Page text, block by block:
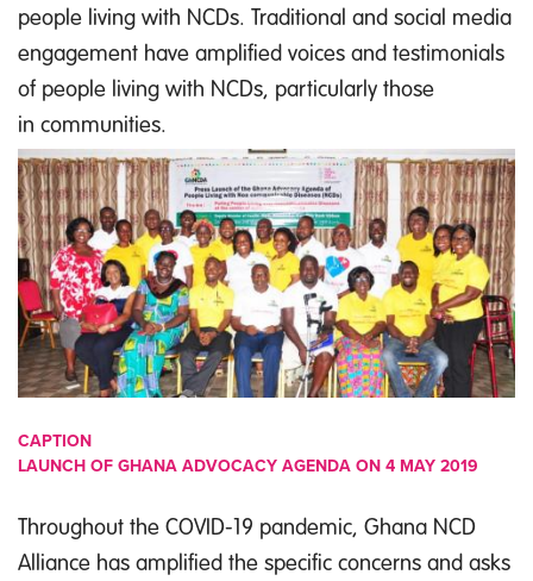
people living with NCDs. Traditional and social media
engagement have amplified voices and testimonials
of people living with NCDs, particularly those
in communities.
IMAGE
CAPTION
LAUNCH OF GHANA ADVOCACY AGENDA ON 4 MAY 2019
Throughout the COVID-19 pandemic, Ghana NCD
Alliance has amplified the specific concerns and asks